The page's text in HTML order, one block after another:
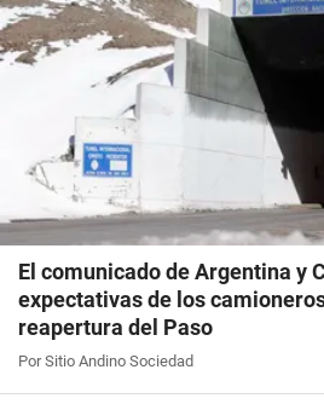
El comunicado de Argentina y
expectativas de los
reapertura del Paso
Por Sitio Andino Sociedad